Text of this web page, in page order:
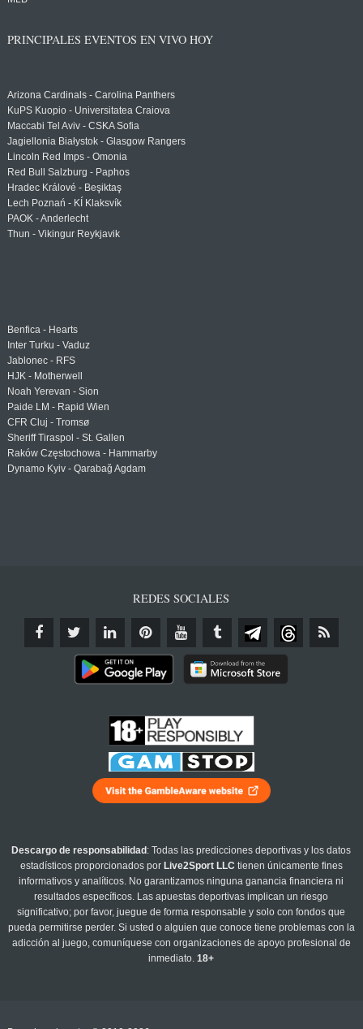
PRINCIPALES EVENTOS EN VIVO HOY
Arizona Cardinals - Carolina Panthers
KuPS Kuopio - Universitatea Craiova
Maccabi Tel Aviv - CSKA Sofia
Jagiellonia Białystok - Glasgow Rangers
Lincoln Red Imps - Omonia
Red Bull Salzburg - Paphos
Hradec Králové - Beşiktaş
Lech Poznań - KÍ Klaksvík
PAOK - Anderlecht
Thun - Vikingur Reykjavik
Benfica - Hearts
Inter Turku - Vaduz
Jablonec - RFS
HJK - Motherwell
Noah Yerevan - Sion
Paide LM - Rapid Wien
CFR Cluj - Tromsø
Sheriff Tiraspol - St. Gallen
Raków Częstochowa - Hammarby
Dynamo Kyiv - Qarabağ Agdam
REDES SOCIALES
Descargo de responsabilidad : Todas las predicciones deportivas y los datos
estadísticos proporcionados por Live2Sport LLC tienen únicamente fines
informativos y analíticos. No garantizamos ninguna ganancia financiera ni
resultados específicos. Las apuestas deportivas implican un riesgo
significativo; por favor, juegue de forma responsable y solo con fondos que
pueda permitirse perder. Si usted o alguien que conoce tiene problemas con la
adicción al juego, comuníquese con organizaciones de apoyo profesional de
inmediato.18+